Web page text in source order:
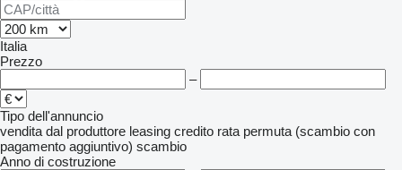
Italia
Prezzo
–
Tipo dell'annuncio
vendita dal produttore leasing credito rata permuta (scambio con
pagamento aggiuntivo) scambio
Anno di costruzione